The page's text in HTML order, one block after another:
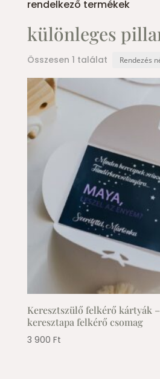
rendelkező termékek
különleges
Összesen 1 találat
Keresztszülő felkérő kártyák
keresztapa felkérő csomag
3 900 Ft